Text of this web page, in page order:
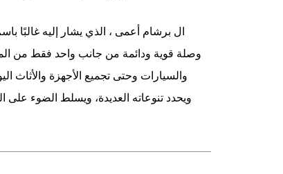
ال برشام أعمى ، الذي يشار إليه غالبًا
وصلة قوية ودائمة من جانب واحد فقط من
والسيارات وحتى تجميع الأجهزة والأثاث
ويحدد تنوعاته العديدة، ويسلط الضوء على